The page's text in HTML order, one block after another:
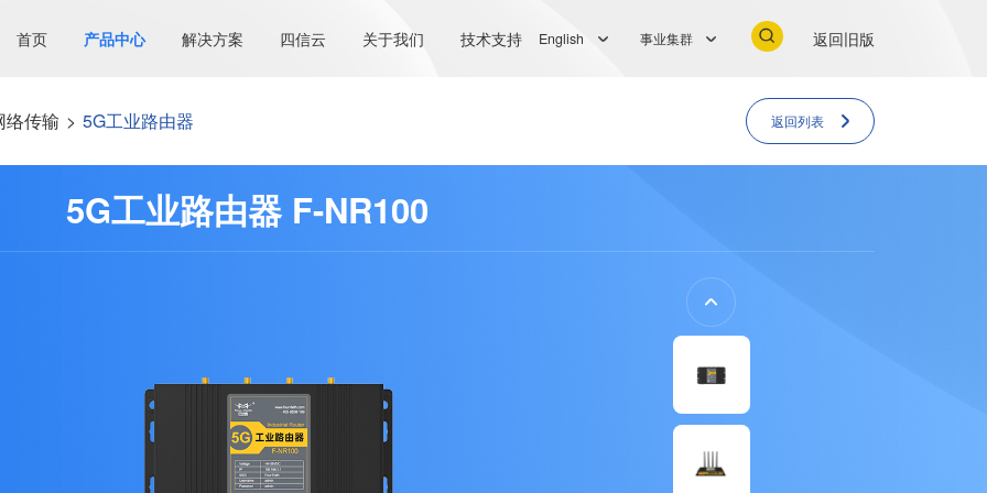
首页 产品中心 解决方案 四信云 关于我们 技术支持 English 事业集群 返回旧版
络传输 > 5G工业路由器 返回列表
5G工业路由器 F-NR100